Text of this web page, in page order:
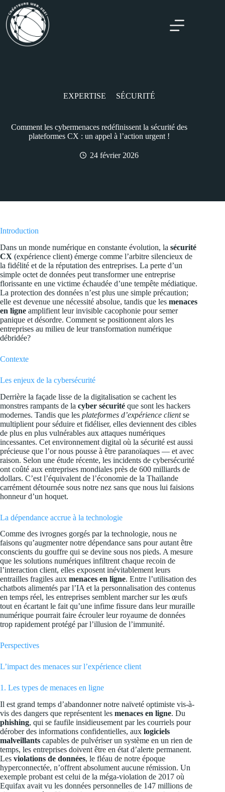
EXPERTISE SÉCURITÉ
Comment les cybermenaces redéfinissent la sécurité des
plateformes CX : un appel à l’action urgent !
24 février 2026
Introduction
Dans un monde numérique en constante évolution, la sécurité
CX (expérience client) émerge comme l’arbitre silencieux de
la fidélité et de la réputation des entreprises. La perte d’un
simple octet de données peut transformer une entreprise
florissante en une victime échaudée d’une tempête médiatique.
La protection des données n’est plus une simple précaution;
elle est devenue une nécessité absolue, tandis que les menaces
en ligne amplifient leur invisible cacophonie pour semer
panique et désordre. Comment se positionnent alors les
entreprises au milieu de leur transformation numérique
débridée?
Contexte
Les enjeux de la cybersécurité
Derrière la façade lisse de la digitalisation se cachent les
monstres rampants de la cyber sécurité que sont les hackers
modernes. Tandis que les plateformes d’expérience clientse
multiplient pour séduire et fidéliser, elles deviennent des cibles
de plus en plus vulnérables aux attaques numériques
incessantes. Cet environnement digital où la sécurité est aussi
précieuse que l’or nous pousse à être paranoïaques — et avec
raison. Selon une étude récente, les incidents de cybersécurité
ont coûté aux entreprises mondiales près de 600 milliards de
dollars. C’est l’équivalent de l’économie de la Thaïlande
carrément détournée sous notre nez sans que nous lui faisions
honneur d’un hoquet.
La dépendance accrue à la technologie
Comme des ivrognes gorgés par la technologie, nous ne
faisons qu’augmenter notre dépendance sans pour autant être
conscients du gouffre qui se devine sous nos pieds. A mesure
que les solutions numériques infiltrent chaque recoin de
l’interaction client, elles exposent inévitablement leurs
entrailles fragiles aux menaces en ligne. Entre l’utilisation des
chatbots alimentés par l’IA et la personnalisation des contenus
en temps réel, les entreprises semblent marcher sur les œufs
tout en écartant le fait qu’une infime fissure dans leur muraille
numérique pourrait faire écrouler leur royaume de données
trop rapidement protégé par l’illusion de l’immunité.
Perspectives
L’impact des menaces sur l’expérience client
1. Les types de menaces en ligne
Il est grand temps d’abandonner notre naïveté optimiste vis-à-
vis des dangers que représentent les menaces en ligne. Du
phishing, qui se faufile insidieusement par les courriels pour
dérober des informations confidentielles, aux logiciels
malveillants capables de pulvériser un système en un rien de
temps, les entreprises doivent être en état d’alerte permanent.
Les violations de données, le fléau de notre époque
hyperconnectée, n’offrent absolument aucune rémission. Un
exemple probant est celui de la méga-violation de 2017 où
Equifax avait vu les données personnelles de 147 millions de